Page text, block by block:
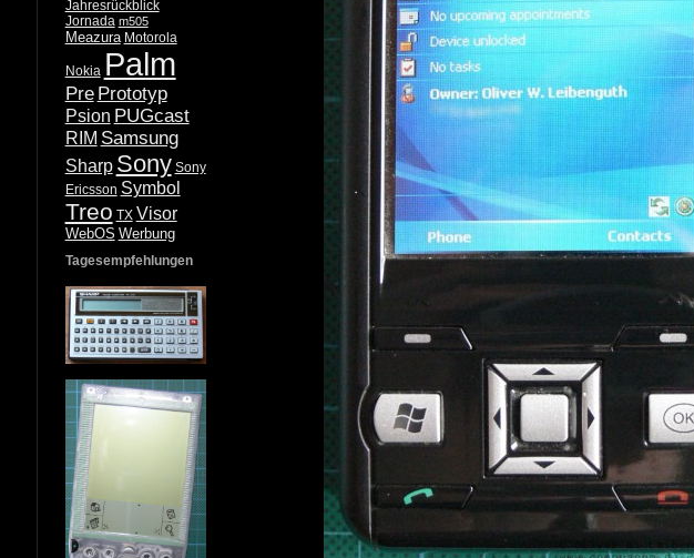
Jahresrückblick
Jornada m505
Meazura Motorola
Nokia Palm
Pre Prototyp
Psion PUGcast
RIM Samsung
Sharp Sony Sony
Ericsson Symbol
Treo TX Visor
WebOS Werbung
Tagesempfehlungen